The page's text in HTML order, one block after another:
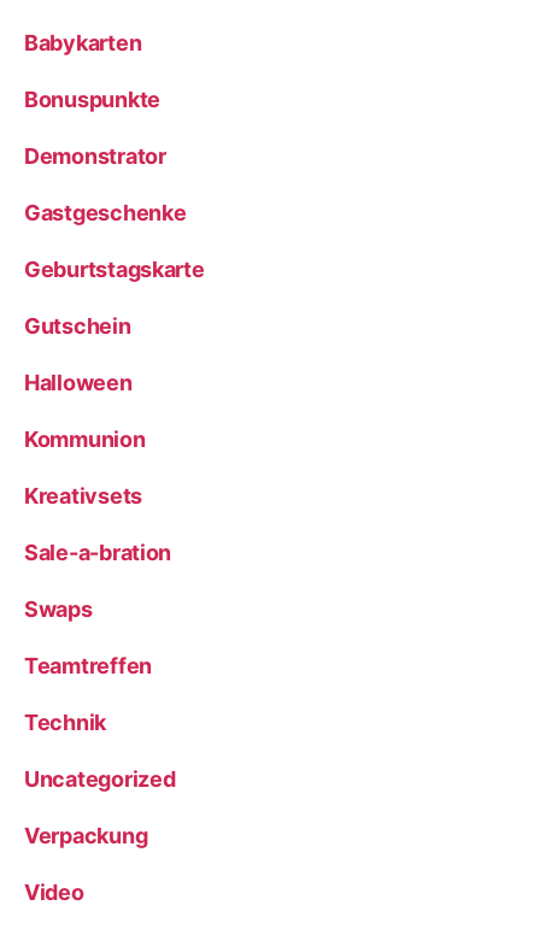
Babykarten
Bonuspunkte
Demonstrator
Gastgeschenke
Geburtstagskarte
Gutschein
Halloween
Kommunion
Kreativsets
Sale-a-bration
Swaps
Teamtreffen
Technik
Uncategorized
Verpackung
Video